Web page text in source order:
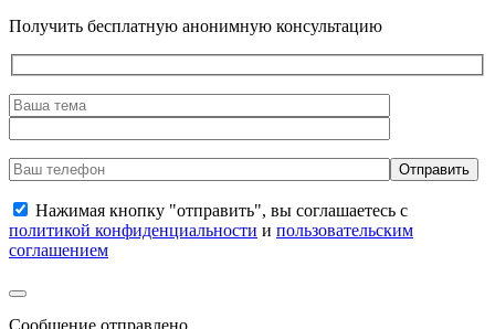
Получить бесплатную анонимную консультацию
Нажимая кнопку "отправить", вы соглашаетесь с
политикой конфиденциальности и пользовательским
соглашением
Сообщение отправлено